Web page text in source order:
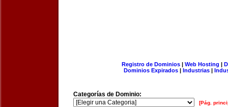
Registro de Dominios| Web Hosting |
Dominios Expirados | Industrias |
Categorías de Dominio:
[Pág.